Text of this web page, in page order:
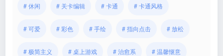
# 休闲 # 关卡编辑 # 卡通 # 卡通风格
# 可爱 # 彩色 # 手绘 # 指向点击 # 放松
# 极简主义 # 桌上游戏 # 治愈系 # 温馨惬意